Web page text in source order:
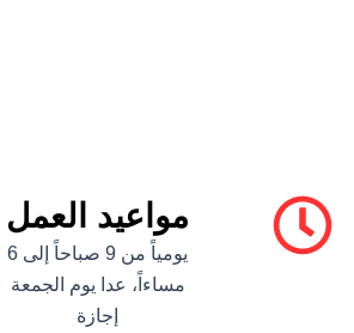
مواعيد العمل
يومياً من 9 صباحاً إلى 6
مساءاً، عدا يوم الجمعة
إجازة